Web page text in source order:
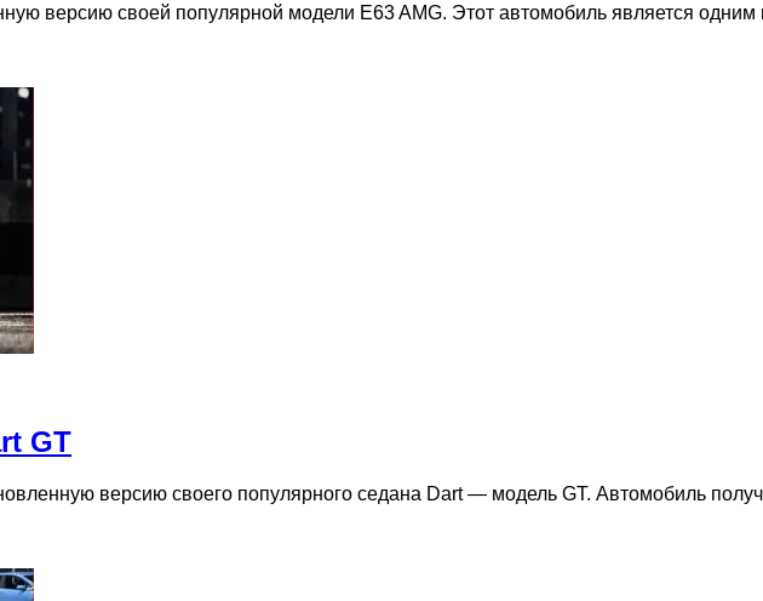
версию своей популярной модели E63 AMG. Этот автомобиль является
GT
версию своего популярного седана Dart — модель GT. Автомобиль